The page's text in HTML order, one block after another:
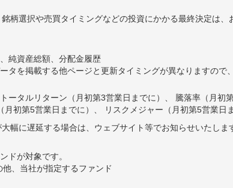
柄選択や売買タイミングなどの投資にかかる最終決定は、
純資産総額、分配金履歴
を掲載する他ページと更新タイミングが異なりますので
ータルリターン（月初第3営業日までに）、 騰落率（月初
初第5営業日までに）、 リスクメジャー（月初第5営業日ま
幅に遅延する場合は、ウェブサイト等でお知らせいたしま
ドが対象です。
、当社が指定するファンド